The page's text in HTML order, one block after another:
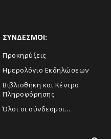
ΣΥΝΔΕΣΜΟΙ:
Προκηρύξεις
Ημερολόγιο Εκδηλώσεων
Βιβλιοθήκη και Κέντρο
Πληροφόρησης
Όλοι οι σύνδεσμοι...